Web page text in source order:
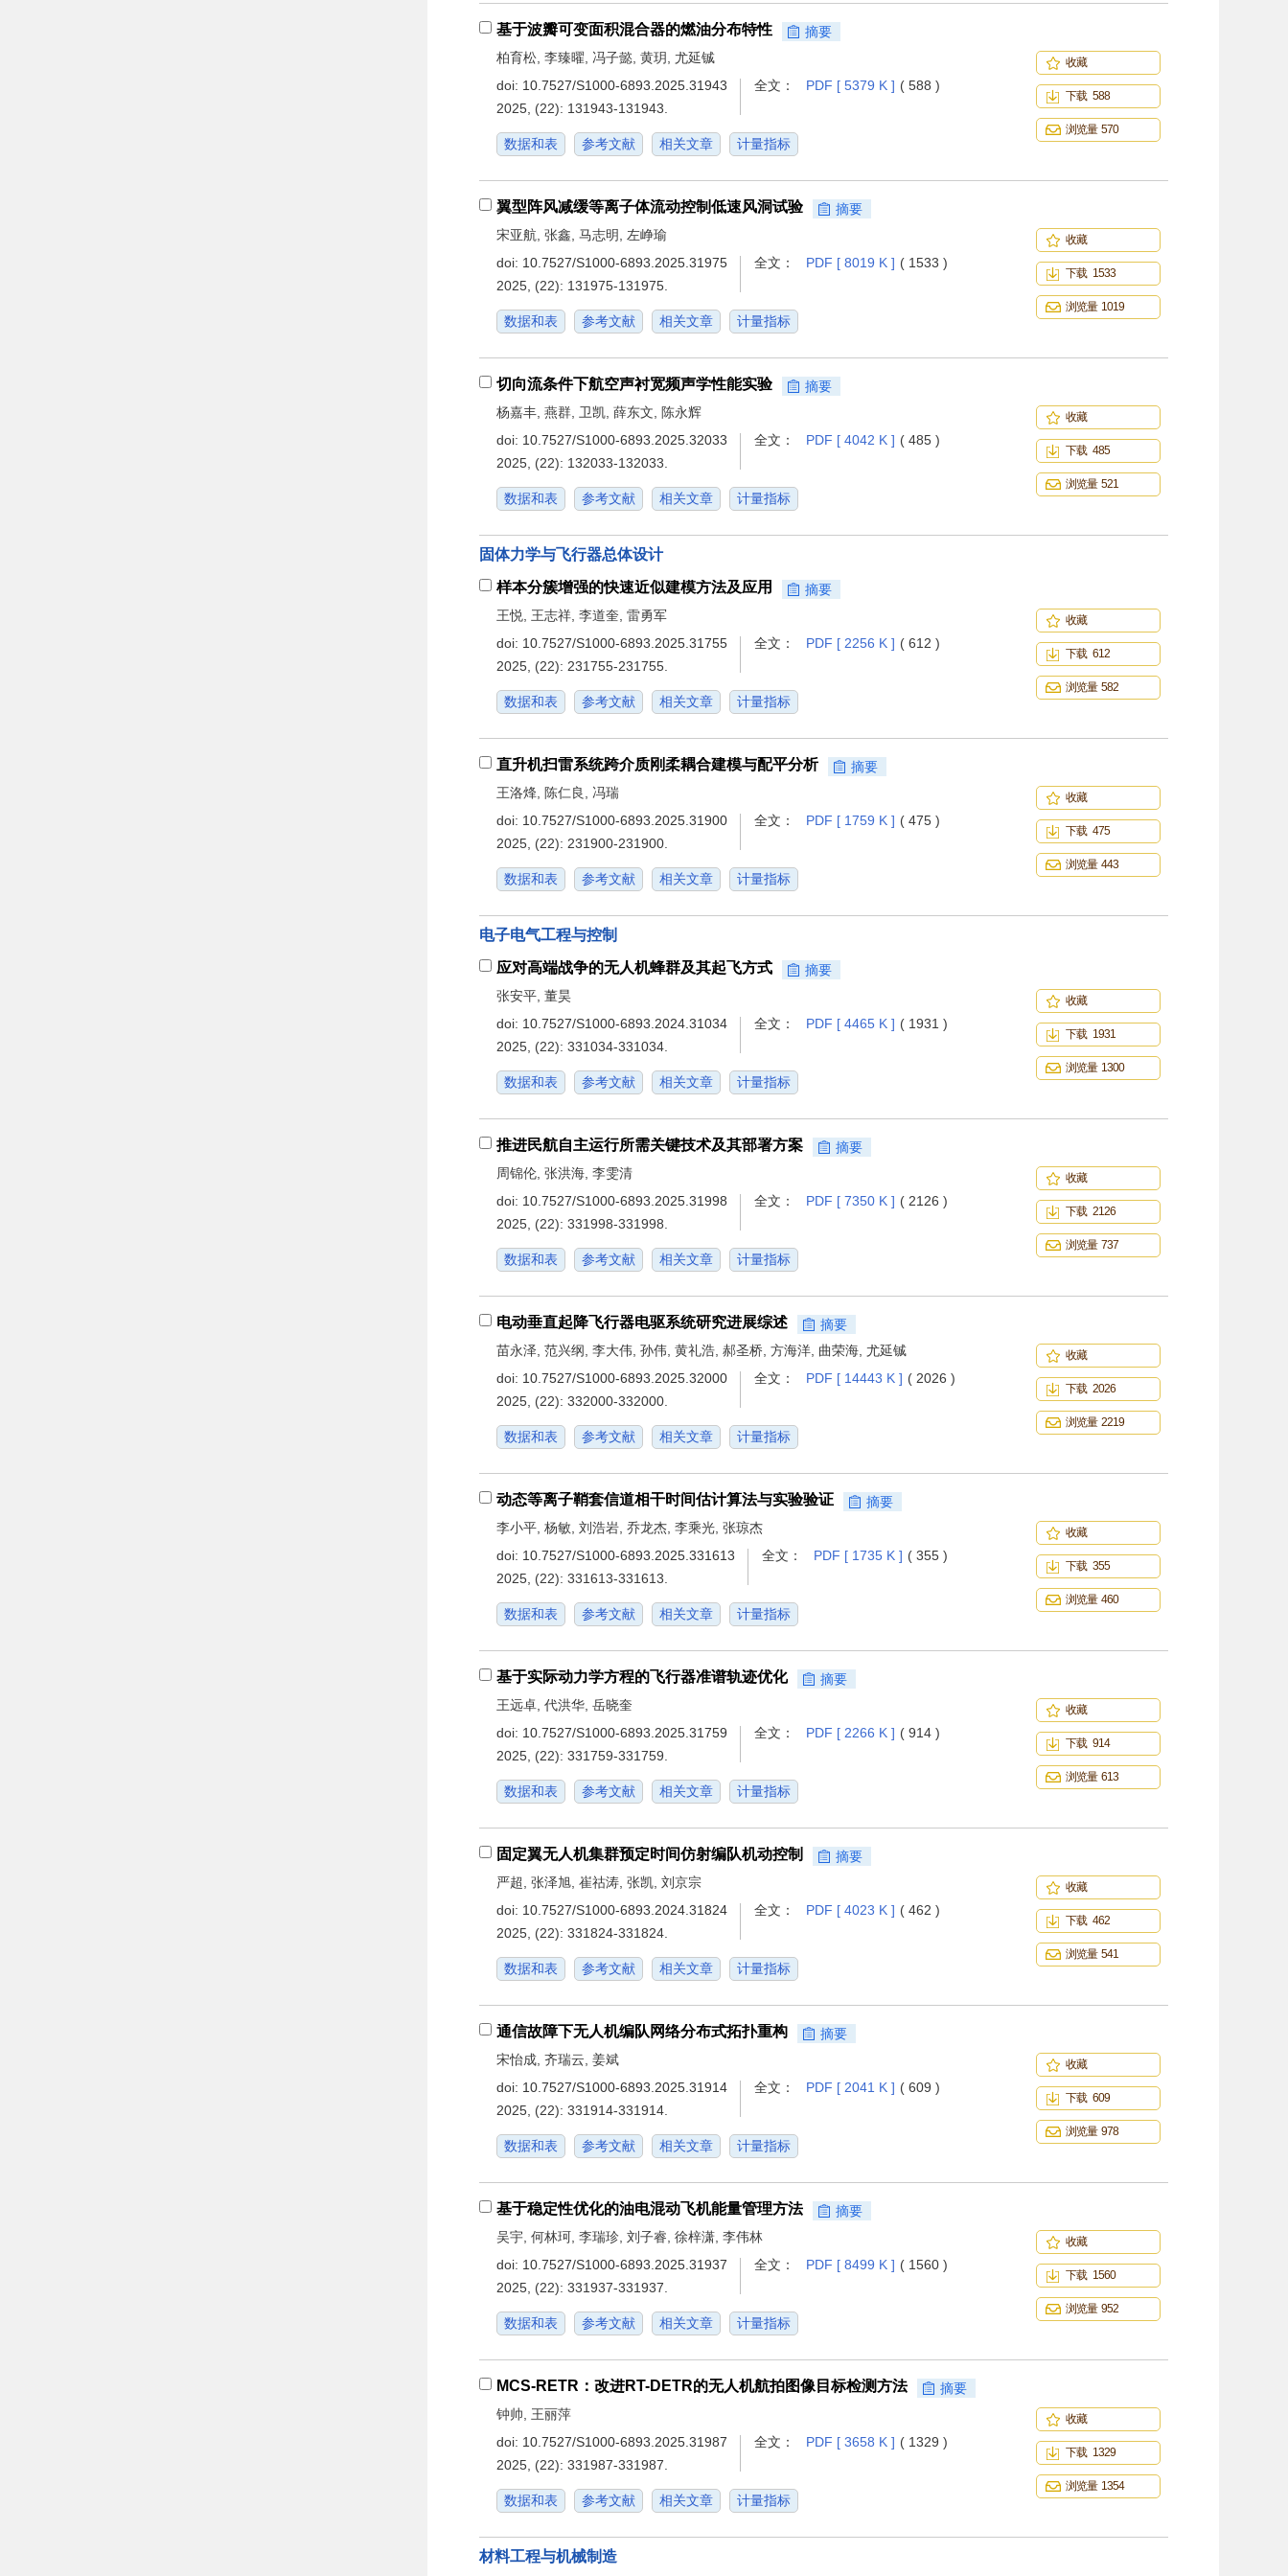
基于波瓣可变面积混合器的燃油分布特性
摘要
柏育松, 李臻曜, 冯子懿, 黄玥, 尤延铖
doi: 10.7527/S1000-6893.2025.31943
2025, (22): 131943-131943.
全文： PDF [ 5379 K ] ( 588 )
数据和表 参考文献 相关文章 计量指标
收藏
下载 588
浏览量 570
翼型阵风减缓等离子体流动控制低速风洞试验
摘要
宋亚航, 张鑫, 马志明, 左峥瑜
doi: 10.7527/S1000-6893.2025.31975
2025, (22): 131975-131975.
全文： PDF [ 8019 K ] ( 1533 )
数据和表 参考文献 相关文章 计量指标
收藏
下载 1533
浏览量 1019
切向流条件下航空声衬宽频声学性能实验
摘要
杨嘉丰, 燕群, 卫凯, 薛东文, 陈永辉
doi: 10.7527/S1000-6893.2025.32033
2025, (22): 132033-132033.
全文： PDF [ 4042 K ] ( 485 )
数据和表 参考文献 相关文章 计量指标
收藏
下载 485
浏览量 521
固体力学与飞行器总体设计
样本分簇增强的快速近似建模方法及应用
摘要
王悦, 王志祥, 李道奎, 雷勇军
doi: 10.7527/S1000-6893.2025.31755
2025, (22): 231755-231755.
全文： PDF [ 2256 K ] ( 612 )
数据和表 参考文献 相关文章 计量指标
收藏
下载 612
浏览量 582
直升机扫雷系统跨介质刚柔耦合建模与配平分析
摘要
王洛烽, 陈仁良, 冯瑞
doi: 10.7527/S1000-6893.2025.31900
2025, (22): 231900-231900.
全文： PDF [ 1759 K ] ( 475 )
数据和表 参考文献 相关文章 计量指标
收藏
下载 475
浏览量 443
电子电气工程与控制
应对高端战争的无人机蜂群及其起飞方式
摘要
张安平, 董昊
doi: 10.7527/S1000-6893.2024.31034
2025, (22): 331034-331034.
全文： PDF [ 4465 K ] ( 1931 )
数据和表 参考文献 相关文章 计量指标
收藏
下载 1931
浏览量 1300
推进民航自主运行所需关键技术及其部署方案
摘要
周锦伦, 张洪海, 李雯清
doi: 10.7527/S1000-6893.2025.31998
2025, (22): 331998-331998.
全文： PDF [ 7350 K ] ( 2126 )
数据和表 参考文献 相关文章 计量指标
收藏
下载 2126
浏览量 737
电动垂直起降飞行器电驱系统研究进展综述
摘要
苗永泽, 范兴纲, 李大伟, 孙伟, 黄礼浩, 郝圣桥, 方海洋, 曲荣海, 尤延铖
doi: 10.7527/S1000-6893.2025.32000
2025, (22): 332000-332000.
全文： PDF [ 14443 K ] ( 2026 )
数据和表 参考文献 相关文章 计量指标
收藏
下载 2026
浏览量 2219
动态等离子鞘套信道相干时间估计算法与实验验证
摘要
李小平, 杨敏, 刘浩岩, 乔龙杰, 李乘光, 张琼杰
doi: 10.7527/S1000-6893.2025.331613
2025, (22): 331613-331613.
全文： PDF [ 1735 K ] ( 355 )
数据和表 参考文献 相关文章 计量指标
收藏
下载 355
浏览量 460
基于实际动力学方程的飞行器准谱轨迹优化
摘要
王远卓, 代洪华, 岳晓奎
doi: 10.7527/S1000-6893.2025.31759
2025, (22): 331759-331759.
全文： PDF [ 2266 K ] ( 914 )
数据和表 参考文献 相关文章 计量指标
收藏
下载 914
浏览量 613
固定翼无人机集群预定时间仿射编队机动控制
摘要
严超, 张泽旭, 崔祜涛, 张凯, 刘京宗
doi: 10.7527/S1000-6893.2024.31824
2025, (22): 331824-331824.
全文： PDF [ 4023 K ] ( 462 )
数据和表 参考文献 相关文章 计量指标
收藏
下载 462
浏览量 541
通信故障下无人机编队网络分布式拓扑重构
摘要
宋怡成, 齐瑞云, 姜斌
doi: 10.7527/S1000-6893.2025.31914
2025, (22): 331914-331914.
全文： PDF [ 2041 K ] ( 609 )
数据和表 参考文献 相关文章 计量指标
收藏
下载 609
浏览量 978
基于稳定性优化的油电混动飞机能量管理方法
摘要
吴宇, 何林珂, 李瑞珍, 刘子睿, 徐梓潇, 李伟林
doi: 10.7527/S1000-6893.2025.31937
2025, (22): 331937-331937.
全文： PDF [ 8499 K ] ( 1560 )
数据和表 参考文献 相关文章 计量指标
收藏
下载 1560
浏览量 952
MCS-RETR：改进RT-DETR的无人机航拍图像目标检测方法
摘要
钟帅, 王丽萍
doi: 10.7527/S1000-6893.2025.31987
2025, (22): 331987-331987.
全文： PDF [ 3658 K ] ( 1329 )
数据和表 参考文献 相关文章 计量指标
收藏
下载 1329
浏览量 1354
材料工程与机械制造